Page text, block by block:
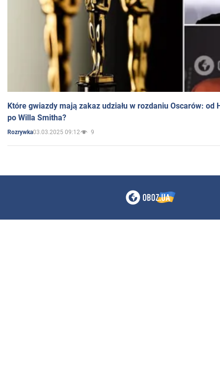
Które gwiazdy mają zakaz udziału w rozdaniu Oscarów: od
po Willa Smitha?
Rozrywka03.03.2025 09:12 9